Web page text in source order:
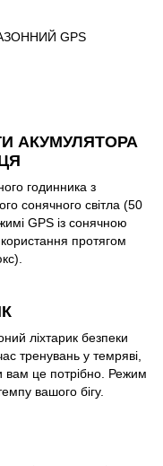
GPS
АКУМУЛЯТОРА
годинника з
сонячного світла (50
GPS із сонячною
протягом
ліхтарик безпеки
тренувань у темряві,
вам це потрібно. Режим
вашого бігу.